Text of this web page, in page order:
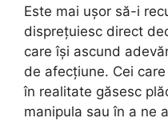
Este mai ușor să-i
disprețuiesc direct
care își ascund
de afecțiune. Cei
în realitate găsesc
manipula sau în a ne